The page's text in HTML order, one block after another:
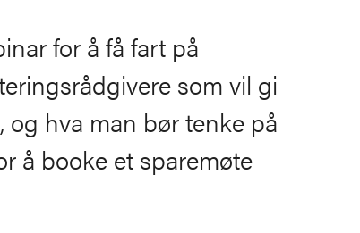
for å få fart på
som vil gi
hva man bør tenke på
å booke et sparemøte